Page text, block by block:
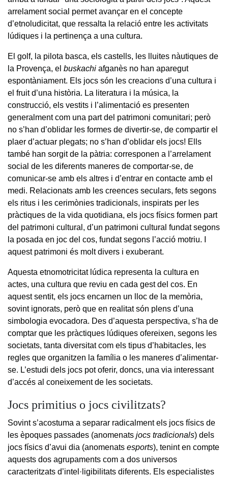
arrelament social permet avançar en el concepte
d’etnoludicitat, que ressalta la relació entre les activitats
lúdiques i la pertinença a una cultura.
El golf, la pilota basca, els castells, les lluites nàutiques de
la Provença, el buskachi afganès no han aparegut
espontàniament. Els jocs són les creacions d’una cultura i
el fruit d’una història. La literatura i la música, la
construcció, els vestits i l’alimentació es presenten
generalment com una part del patrimoni comunitari; però
no s’han d’oblidar les formes de divertir-se, de compartir el
plaer d’actuar plegats; no s’han d’oblidar els jocs! Ells
també han sorgit de la pàtria: corresponen a l’arrelament
social de les diferents maneres de comportar-se, de
comunicar-se amb els altres i d’entrar en contacte amb el
medi. Relacionats amb les creences seculars, fets segons
els ritus i les cerimònies tradicionals, inspirats per les
pràctiques de la vida quotidiana, els jocs físics formen part
del patrimoni cultural, d’un patrimoni cultural fundat segons
la posada en joc del cos, fundat segons l’acció motriu. I
aquest patrimoni és molt divers i exuberant.
Aquesta etnomotricitat lúdica representa la cultura en
actes, una cultura que reviu en cada gest del cos. En
aquest sentit, els jocs encarnen un lloc de la memòria,
sovint ignorats, però que en realitat són plens d’una
simbologia evocadora. Des d’aquesta perspectiva, s’ha de
comptar que les pràctiques lúdiques ofereixen, segons les
societats, tanta diversitat com els tipus d’habitacles, les
regles que organitzen la família o les maneres d’alimentar-
se. L’estudi dels jocs pot oferir, doncs, una via interessant
d’accés al coneixement de les societats.
Jocs primitius o jocs civilitzats?
Sovint s’acostuma a separar radicalment els jocs físics de
les èpoques passades (anomenats jocs tradicionals) dels
jocs físics d’avui dia (anomenats esports), tenint en compte
aquests dos agrupaments com a dos universos
caracteritzats d’intel·ligibilitats diferents. Els especialistes